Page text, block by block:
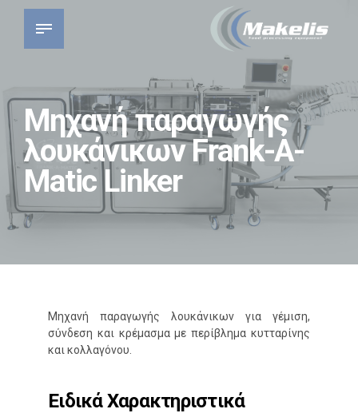
Μηχανή παραγωγής
λουκάνικων Frank-A-
Matic Linker
Μηχανή παραγωγής λουκάνικων για γέμιση,
σύνδεση και κρέμασμα με περίβλημα κυτταρίνης
και κολλαγόνου.
Ειδικά Χαρακτηριστικά